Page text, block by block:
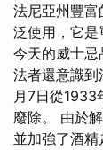
法尼亞州豐富
泛使用，它是
今天的威士忌
法者還意識
月7日從1933
廢除。 由於
並加強了酒